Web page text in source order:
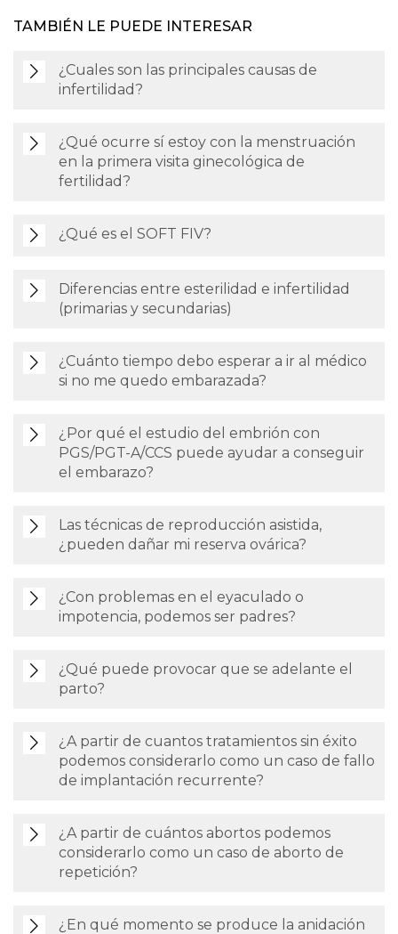
TAMBIÉN LE PUEDE INTERESAR
¿Cuales son las principales causas de
infertilidad?
¿Qué ocurre sí estoy con la menstruación
en la primera visita ginecológica de
fertilidad?
¿Qué es el SOFT FIV?
Diferencias entre esterilidad e infertilidad
(primarias y secundarias)
¿Cuánto tiempo debo esperar a ir al médico
si no me quedo embarazada?
¿Por qué el estudio del embrión con
PGS/PGT-A/CCS puede ayudar a conseguir
el embarazo?
Las técnicas de reproducción asistida,
¿pueden dañar mi reserva ovárica?
¿Con problemas en el eyaculado o
impotencia, podemos ser padres?
¿Qué puede provocar que se adelante el
parto?
¿A partir de cuantos tratamientos sin éxito
podemos considerarlo como un caso de fallo
de implantación recurrente?
¿A partir de cuántos abortos podemos
considerarlo como un caso de aborto de
repetición?
¿En qué momento se produce la anidación